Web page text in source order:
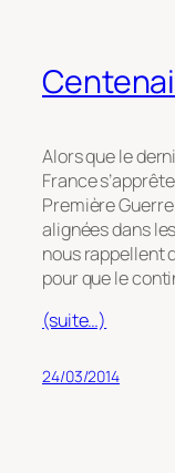
Alors que le
France
Première
alignées dans
nous rappellent
pour que le
(suite…)
24/03/2014